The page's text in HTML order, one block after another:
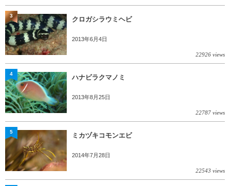
クロガシラウミヘビ
2013年6月4日
22926 views
3
ハナビラクマノミ
2013年8月25日
22787 views
4
ミカヅキコモンエビ
2014年7月28日
22543 views
5